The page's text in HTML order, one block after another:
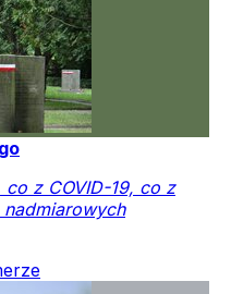
co z COVID-19, co z